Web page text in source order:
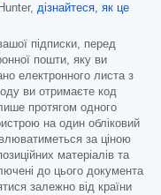
дізнайтеся, як це
підписки, перед
пошти, яку ви
електронного листа з
ви отримаєте код
протягом одного
на один обліковий
за ціною
матеріалів та
до цього документа
залежно від країни